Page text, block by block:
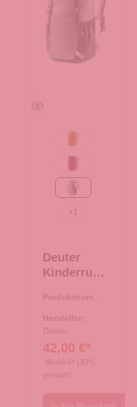
maple-amber
masala-cherry
spearmint-seagreen
+1
Deuter
Kinderruck
Junior
spearmint-
seagreen
Produktnumme
Hersteller:
Deuter
42,00 €*
60,00 €* (30%
gespart)